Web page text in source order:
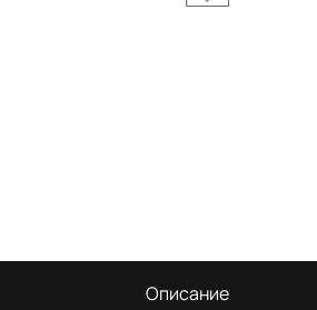
Описание